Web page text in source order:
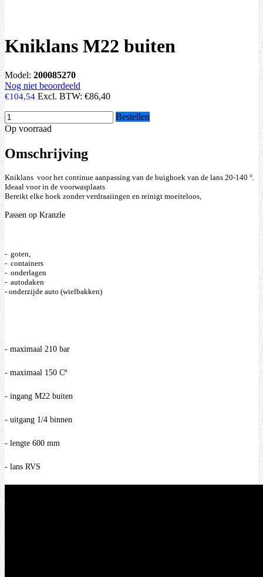
Kniklans M22 buiten
Model: 200085270
Nog niet beoordeeld
€104,54 Excl. BTW: €86,40
Bestellen
Op voorraad
Omschrijving
Kniklans  voor het continue aanpassing van de buighoek van de lans 20-140 °.
Ideaal voor in de voorwasplaats
Bereikt elke hoek zonder verdraaiingen en reinigt moeiteloos,
Passen op Kranzle
-  goten,
-  containers
-  onderlagen
-  autodaken
- onderzijde auto (wielbakken)
- maximaal 210 bar
- maximaal 150 Cº
- ingang M22 buiten
- uitgang 1/4 binnen
- lengte 600 mm
- lans RVS